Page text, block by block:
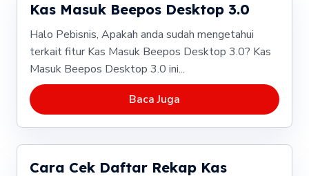
Kas Masuk Beepos Desktop 3.0
Halo Pebisnis, Apakah anda sudah mengetahui
terkait fitur Kas Masuk Beepos Desktop 3.0? Kas
Masuk Beepos Desktop 3.0 ini...
Baca Juga
Cara Cek Daftar Rekap Kas